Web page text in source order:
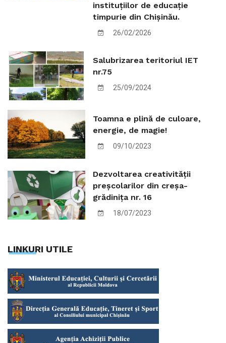
instituțiilor de educație
timpurie din Chișinău.
26/02/2026
Salubrizarea teritoriul IET
nr.75
25/09/2024
Toamna e plină de culoare,
energie, de magie!
09/10/2023
Dezvoltarea creativității
preșcolarilor din creșa-
grădinița nr. 16
18/07/2023
LINKURI UTILE